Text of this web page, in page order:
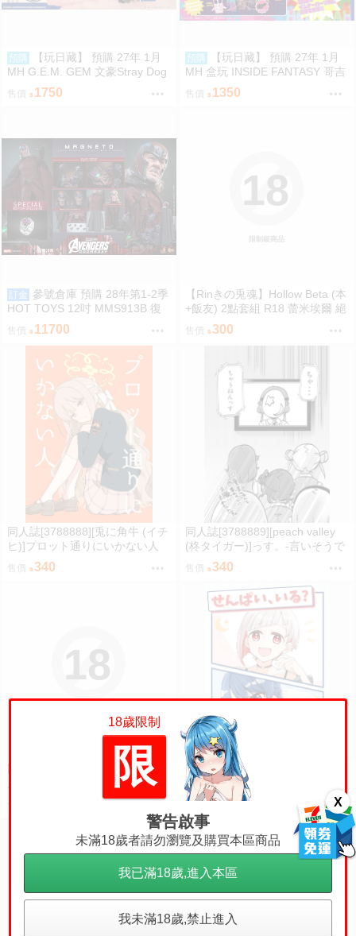
X
預購
【玩日藏】 預購 27年 1月
MH G.E.M. GEM 文豪Stray Dog
s 文豪野犬 Palm size 掌心 掌中
太宰治 代理版
1750
預購
【玩日藏】 預購 27年 1月
MH 盒玩 INSIDE FANTASY 哥吉
拉對黑多拉 黑多拉 軟膠 1中盒4
入 代理版
1350
訂金 參號倉庫 預購 28年第1-2季
HOT TOYS 12吋 MMS913B 復
仇者聯盟：末日崛起 萬磁王 豪華
特別版
售價 11700
限制級商品
18
【Rinきの兎魂】Hollow Beta (本
+飯友) 2點套組 R18 蕾米埃爾 絕
區零 ZZZ【FF47場前預購】{宅
即門}
售價 300
同人誌[3788888][兎に角牛 (イチ
ヒ)]プロット通りにいかない人
(蔚藍檔案)
340
同人誌[3788889][peach valley
(柊タイガー)]っす。-言いそうで
言わなさそうだけど言わなささ
そう- (Love Live Superstar)
340
18
同人誌[3788891][紙袋works (環
月紙袋)]つづさや同棲はじめての
夏合同サマーハッピーデイズ (蓮
同人誌[3788892][紙袋works (環
月紙袋)]せんぱい、いるいります
(蓮之空女學院學園偶像俱樂部)
310
18歲限制
限
警告啟事
未滿18歲者請勿瀏覽及購買本區商品
我已滿18歲,進入本區
我未滿18歲,禁止進入